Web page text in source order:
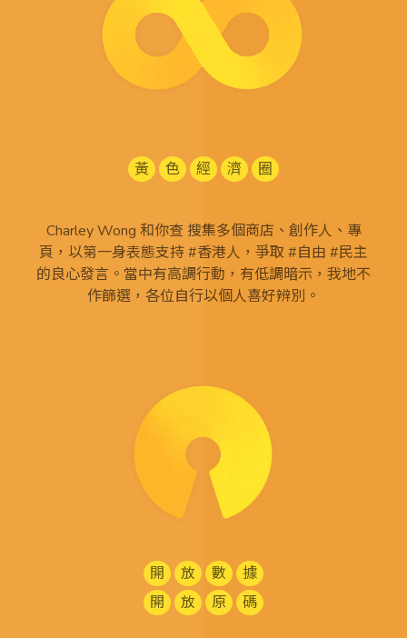
黃 色 經 濟 圈
Charley Wong 和你查 搜集多個商店、創作人、專
頁，以第一身表態支持 #香港人，爭取 #自由 #民主
的良心發言。當中有高調行動，有低調暗示，我地不
作篩選，各位自行以個人喜好辨別。
開 放 數
據
開
放 原 碼